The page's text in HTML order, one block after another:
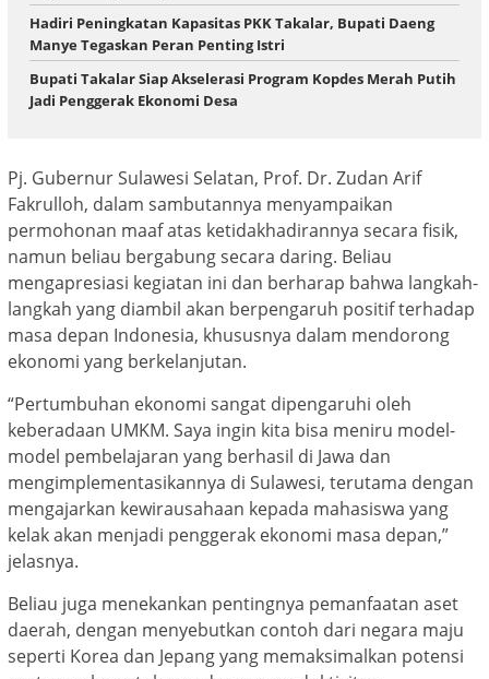
Hadiri Peningkatan Kapasitas PKK Takalar, Bupati Daeng
Manye Tegaskan Peran Penting Istri
Bupati Takalar Siap Akselerasi Program Kopdes Merah Putih
Jadi Penggerak Ekonomi Desa
Pj. Gubernur Sulawesi Selatan, Prof. Dr. Zudan Arif
Fakrulloh, dalam sambutannya menyampaikan
permohonan maaf atas ketidakhadirannya secara fisik,
namun beliau bergabung secara daring. Beliau
mengapresiasi kegiatan ini dan berharap bahwa langkah-
langkah yang diambil akan berpengaruh positif terhadap
masa depan Indonesia, khususnya dalam mendorong
ekonomi yang berkelanjutan.
“Pertumbuhan ekonomi sangat dipengaruhi oleh
keberadaan UMKM. Saya ingin kita bisa meniru model-
model pembelajaran yang berhasil di Jawa dan
mengimplementasikannya di Sulawesi, terutama dengan
mengajarkan kewirausahaan kepada mahasiswa yang
kelak akan menjadi penggerak ekonomi masa depan,”
jelasnya.
Beliau juga menekankan pentingnya pemanfaatan aset
daerah, dengan menyebutkan contoh dari negara maju
seperti Korea dan Jepang yang memaksimalkan potensi